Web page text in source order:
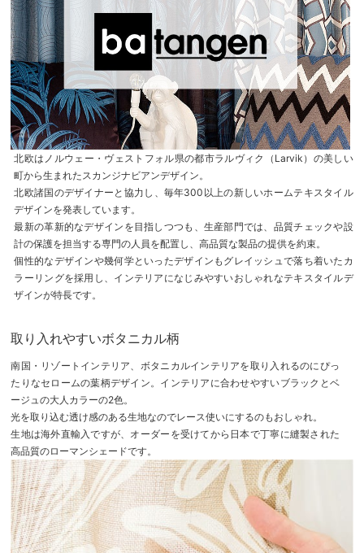
北欧はノルウェー・ヴェストフォル県の都市ラルヴィク（Larvik）の美しい
町から生まれたスカンジナビアンデザイン。
北欧諸国のデザイナーと協力し、毎年300以上の新しいホームテキスタイル
デザインを発表しています。
最新の革新的なデザインを目指しつつも、生産部門では、品質チェックや設
計の保護を担当する専門の人員を配置し、高品質な製品の提供を約束。
個性的なデザインや幾何学といったデザインもグレイッシュで落ち着いたカ
ラーリングを採用し、インテリアになじみやすいおしゃれなテキスタイルデ
ザインが特長です。
取り入れやすいボタニカル柄
南国・リゾートインテリア、ボタニカルインテリアを取り入れるのにぴっ
たりなセロームの葉柄デザイン。インテリアに合わせやすいブラックとベ
ージュの大人カラーの2色。
光を取り込む透け感のある生地なのでレース使いにするのもおしゃれ。
生地は海外直輸入ですが、オーダーを受けてから日本で丁寧に縫製された
高品質のローマンシェードです。